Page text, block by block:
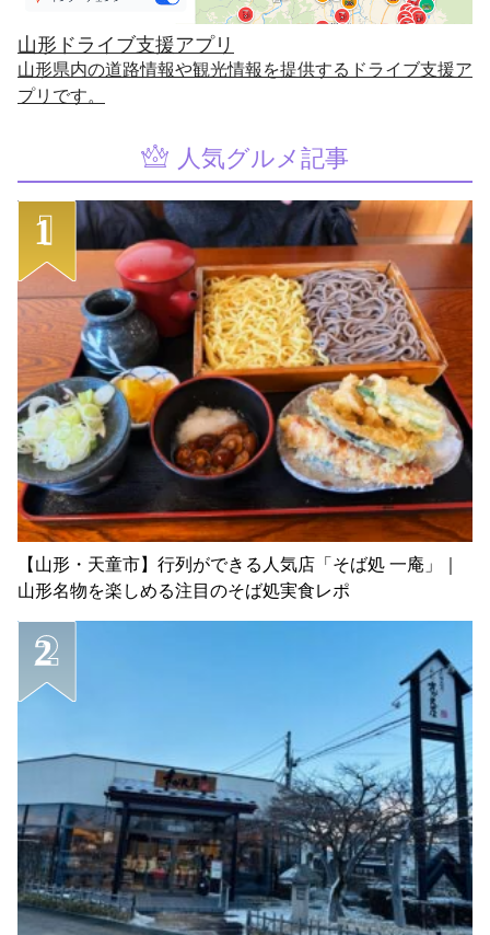
山形ドライブ支援アプリ
山形県内の道路情報や観光情報を提供するドライブ支援ア
プリです。
人気グルメ記事
【山形・天童市】行列ができる人気店「そば処 一庵」｜
山形名物を楽しめる注目のそば処実食レポ